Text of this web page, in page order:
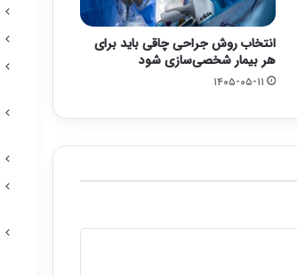
انتخاب روش جراحی چاقی باید برای
هر بیمار شخصی‌سازی شود
۱۴۰۵-۰۵-۱۱